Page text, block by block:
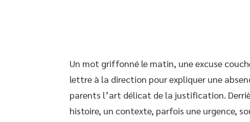
Un mot griffonné le matin, une excuse
lettre à la direction pour expliquer une
parents l’art délicat de la justification.
histoire, un contexte, parfois une urgence,